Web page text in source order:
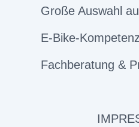
Große Auswahl
E-Bike-
Fachberatung &